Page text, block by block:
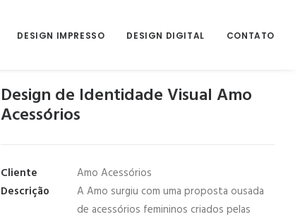
DESIGN IMPRESSO DESIGN DIGITAL CONTATO
Design de Identidade Visual Amo
Acessórios
Cliente
Amo Acessórios
Descrição
A Amo surgiu com uma proposta ousada
de acessórios femininos criados pelas